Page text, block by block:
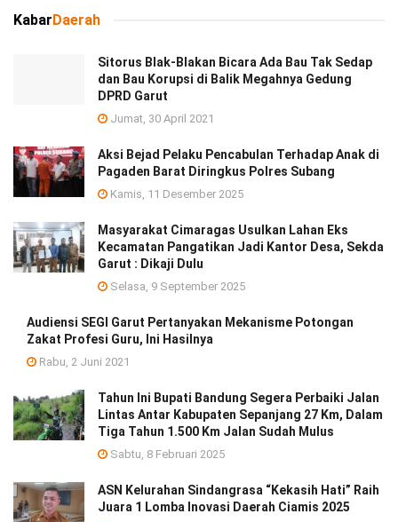
Kabar Daerah
Sitorus Blak-Blakan Bicara Ada Bau Tak Sedap
dan Bau Korupsi di Balik Megahnya Gedung
DPRD Garut
Jumat, 30 April 2021
Aksi Bejad Pelaku Pencabulan Terhadap Anak di
Pagaden Barat Diringkus Polres Subang
Kamis, 11 Desember 2025
Masyarakat Cimaragas Usulkan Lahan Eks
Kecamatan Pangatikan Jadi Kantor Desa, Sekda
Garut : Dikaji Dulu
Selasa, 9 September 2025
Audiensi SEGI Garut Pertanyakan Mekanisme Potongan
Zakat Profesi Guru, Ini Hasilnya
Rabu, 2 Juni 2021
Tahun Ini Bupati Bandung Segera Perbaiki Jalan
Lintas Antar Kabupaten Sepanjang 27 Km, Dalam
Tiga Tahun 1.500 Km Jalan Sudah Mulus
Sabtu, 8 Februari 2025
ASN Kelurahan Sindangrasa “Kekasih Hati” Raih
Juara 1 Lomba Inovasi Daerah Ciamis 2025